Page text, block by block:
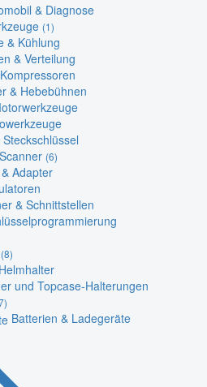
& Diagnose
(1)
& Kühlung
& Verteilung
& Hebebühnen
(6)
Adapter
& Schnittstellen
(8)
und Topcase-Halterungen
Batterien & Ladegeräte